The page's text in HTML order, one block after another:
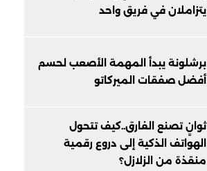
يتزاملان في فريق واحد
برشلونة يبدأ المهمة الأصعب لحسم
أفضل صفقات الميركاتو
ثوانٍ تصنع الفارق..كيف تتحول
الهواتف الذكية إلى دروع رقمية
منقذة من الزلازل؟